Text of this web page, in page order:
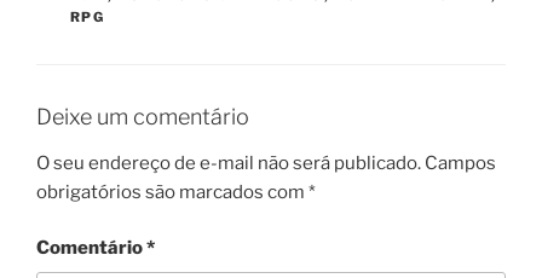
RPG
Deixe um comentário
O seu endereço de e-mail não será publicado. Campos
obrigatórios são marcados com *
Comentário*